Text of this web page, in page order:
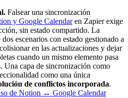
Falsear una sincronización
y Google Calendaren Zapier exige
sin estado compartido. La
escenarios con estado gestionado a
en las actualizaciones y dejar
cuando un mismo elemento pasa
Una capa de sincronización como
como una única
de conflictos incorporada.
de Notion ↔ Google Calendar